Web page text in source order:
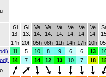
Gi
13.
Gi
13.
Ve
14.
Ve
14.
Ve
14.
Ve
14.
Ve
14.
Ve
14.
17h 20h 05h 08h 11h 14h 17h 20h
11 5 10 8 9 6 6 13
14 7 14 12 13 10 7 18